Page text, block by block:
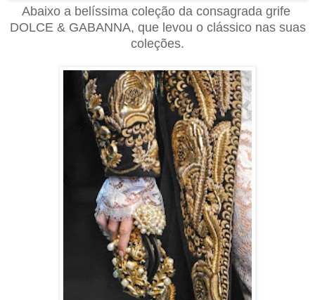
Abaixo a belíssima coleção da consagrada grife
DOLCE & GABANNA, que levou o clássico nas suas
coleções.